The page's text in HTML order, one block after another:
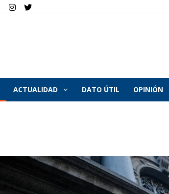
ACTUALIDAD DATO ÚTIL OPINIÓN